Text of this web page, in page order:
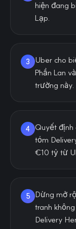
hiện đang
Lạp.
3
Uber cho
Phần Lan
trường này.
4
Quyết định
tóm
€10 tỷ từ
5
Dừng mở
tranh
Delivery